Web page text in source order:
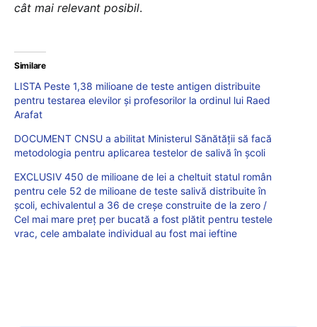
cât mai relevant posibil.
Similare
LISTA Peste 1,38 milioane de teste antigen distribuite
pentru testarea elevilor și profesorilor la ordinul lui Raed
Arafat
DOCUMENT CNSU a abilitat Ministerul Sănătății să facă
metodologia pentru aplicarea testelor de salivă în școli
EXCLUSIV 450 de milioane de lei a cheltuit statul român
pentru cele 52 de milioane de teste salivă distribuite în
școli, echivalentul a 36 de creșe construite de la zero /
Cel mai mare preț per bucată a fost plătit pentru testele
vrac, cele ambalate individual au fost mai ieftine